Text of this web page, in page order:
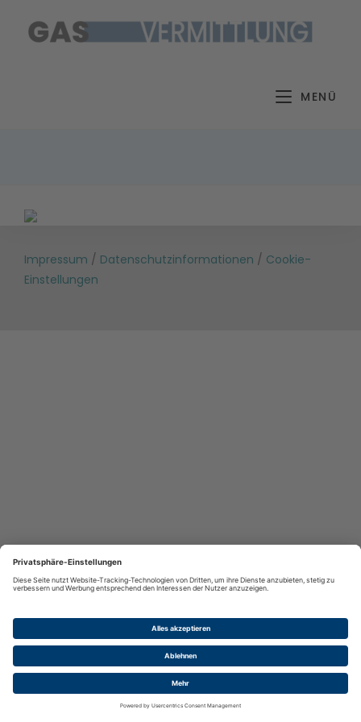
Inhalt
MENÜ
Impressum / Datenschutzinformationen / Cookie-
Einstellungen